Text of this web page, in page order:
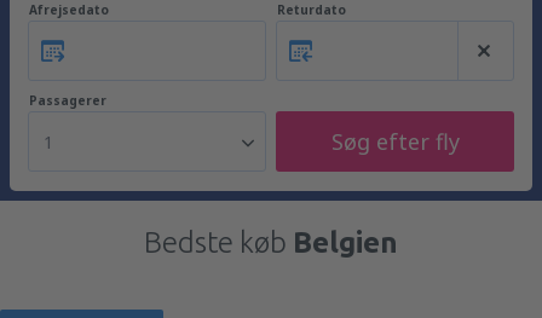
Afrejsedato Returdato
Passagerer
1 Søg efter fly
Bedste køb Belgien